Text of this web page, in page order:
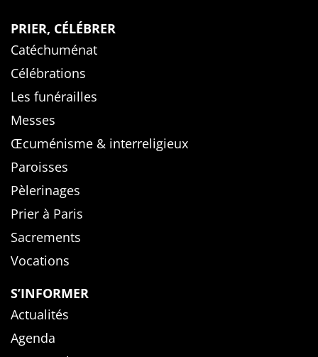
PRIER, CÉLÉBRER
Catéchuménat
Célébrations
Les funérailles
Messes
Œcuménisme & interreligieux
Paroisses
Pèlerinages
Prier à Paris
Sacrements
Vocations
S’INFORMER
Actualités
Agenda